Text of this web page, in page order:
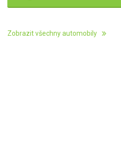
Zobrazit všechny automobily